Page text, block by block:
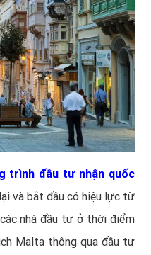
trình đầu tư nhận quốc
và bắt đầu có hiệu lực từ
nhà đầu tư ở thời điểm
Malta thông qua đầu tư